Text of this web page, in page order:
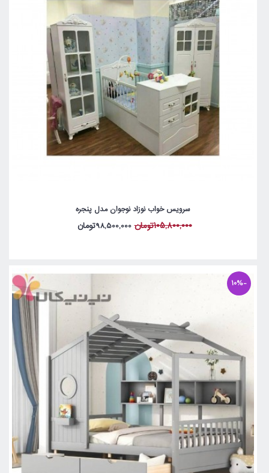
سرویس خواب نوزاد نوجوان مدل پنجره
105,800,000تومان 98,500,000تومان
-10%